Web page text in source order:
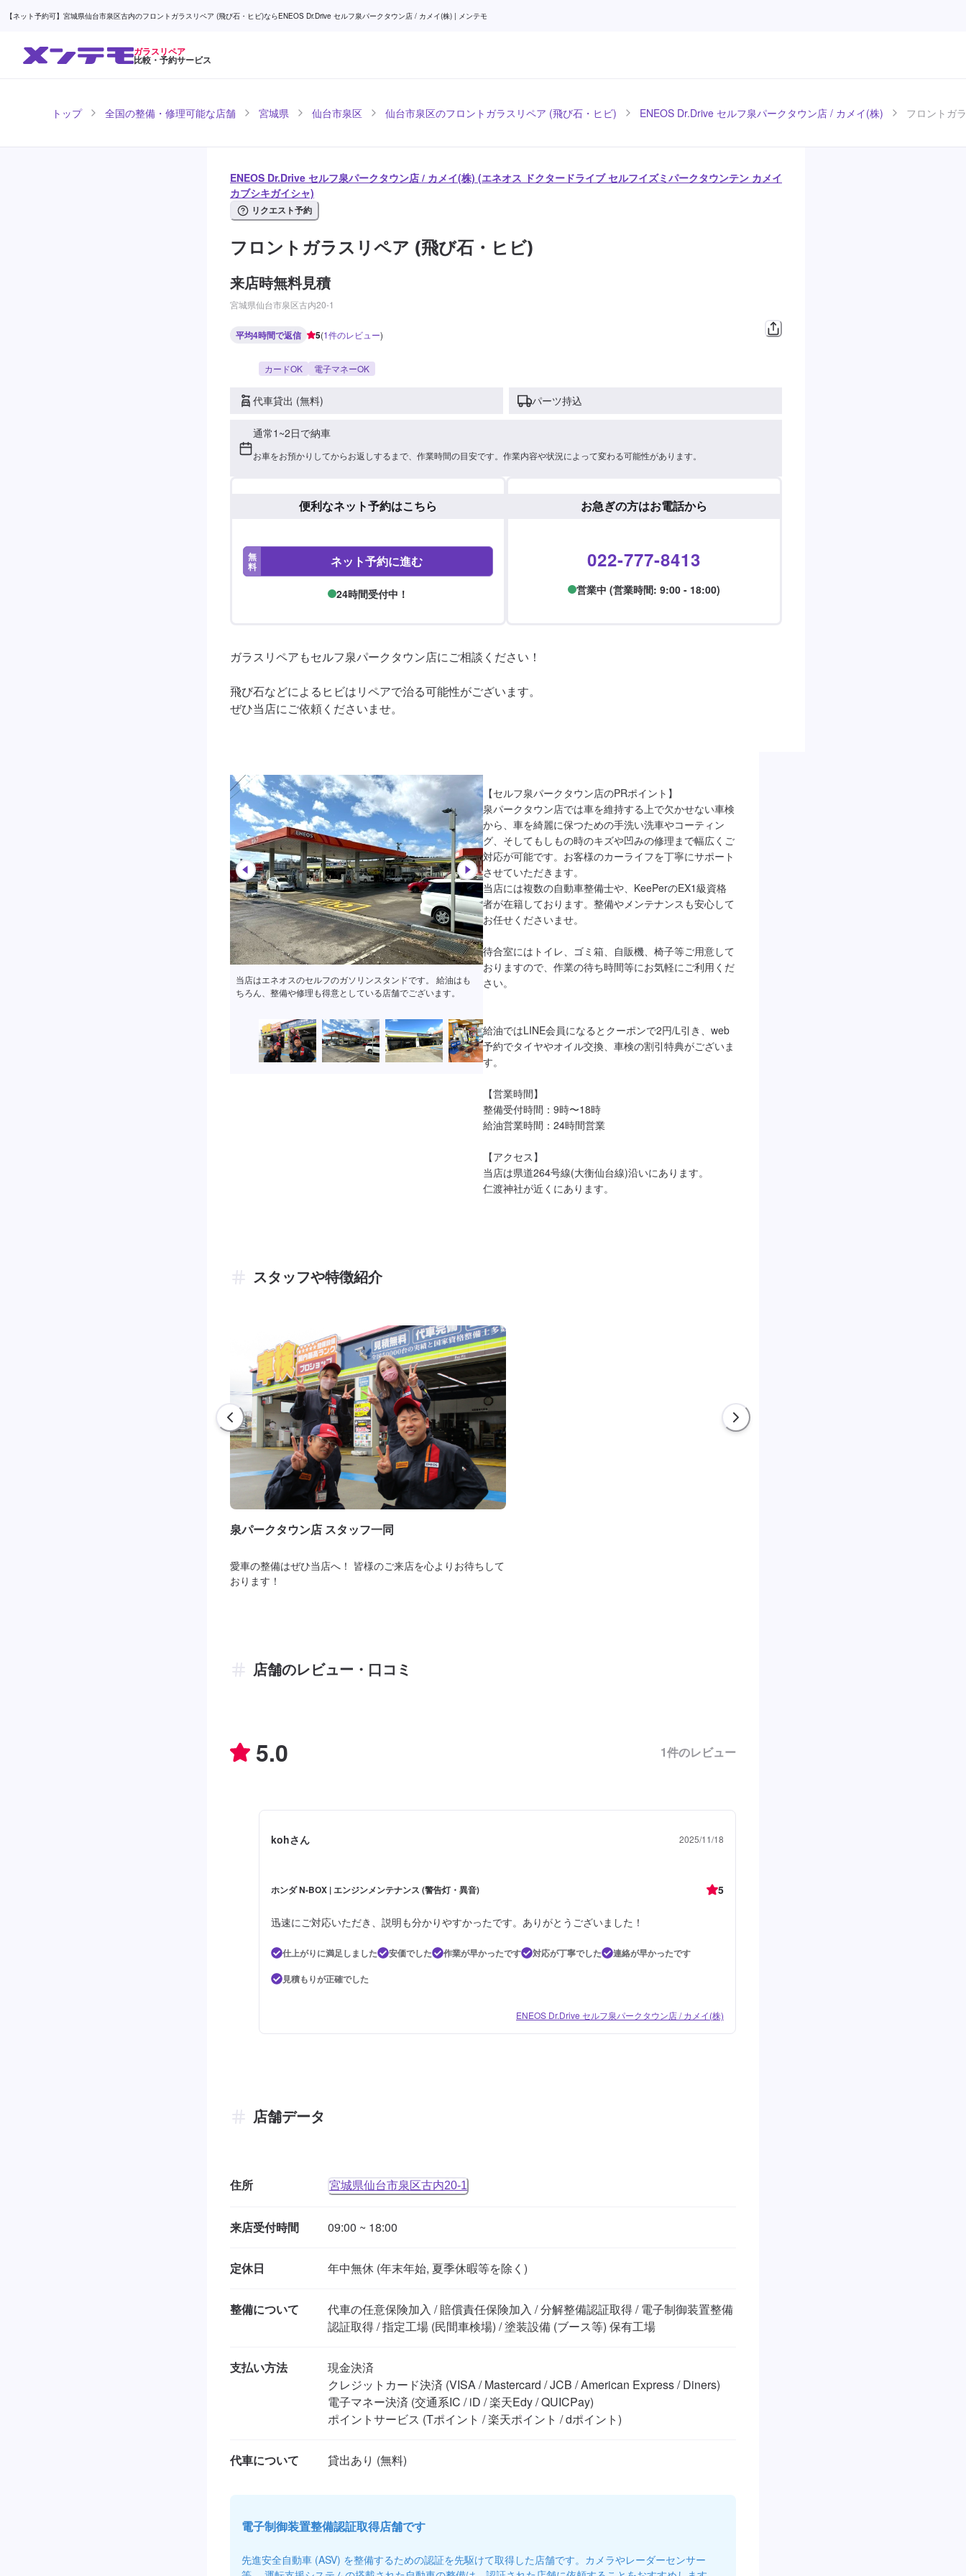
【ネット予約可】宮城県仙台市泉区古内のフロントガラスリペア (飛び石・ヒビ)ならENEOS Dr.Drive セルフ泉パークタウン店 / カメイ(株) | メンテモ
ガラスリペア
比較・予約サービス
トップ 全国の整備・修理可能な店舗 宮城県 仙台市泉区 仙台市泉区のフロントガラスリペア (飛び石・ヒビ) ENEOS Dr.Drive セルフ泉パークタウン店 / カメイ(株) フロントガ
ENEOS Dr.Drive セルフ泉パークタウン店 / カメイ(株) (エネオス ドクタードライブ セルフイズミパークタウンテン カメイ
カブシキガイシャ)
リクエスト予約
フロントガラスリペア (飛び石・ヒビ)
来店時無料見積
宮城県仙台市泉区古内20-1
平均4時間で返信 5(1件のレビュー)
カードOK 電子マネーOK
代車貸出 (無料) パーツ持込
通常1~2日で納車
お車をお預かりしてからお返しするまで、作業時間の目安です。作業内容や状況によって変わる可能性があります。
便利なネット予約はこちら
無
料 ネット予約に進む
24時間受付中！
お急ぎの方はお電話から
022-777-8413
営業中 (営業時間: 9:00 - 18:00)
ガラスリペアもセルフ泉パークタウン店にご相談ください！
飛び石などによるヒビはリペアで治る可能性がございます。
ぜひ当店にご依頼くださいませ。
当店はエネオスのセルフのガソリンスタンドです。 給油はも
ちろん、整備や修理も得意としている店舗でございます。
【セルフ泉パークタウン店のPRポイント】
泉パークタウン店では車を維持する上で欠かせない車検
から、車を綺麗に保つための手洗い洗車やコーティン
グ、そしてもしもの時のキズや凹みの修理まで幅広くご
対応が可能です。お客様のカーライフを丁寧にサポート
させていただきます。
当店には複数の自動車整備士や、KeePerのEX1級資格
者が在籍しております。整備やメンテナンスも安心して
お任せくださいませ。
待合室にはトイレ、ゴミ箱、自販機、椅子等ご用意して
おりますので、作業の待ち時間等にお気軽にご利用くだ
さい。
給油ではLINE会員になるとクーポンで2円/L引き、web
予約でタイヤやオイル交換、車検の割引特典がございま
す。
【営業時間】
整備受付時間：9時〜18時
給油営業時間：24時間営業
【アクセス】
当店は県道264号線(大衡仙台線)沿いにあります。
仁渡神社が近くにあります。
スタッフや特徴紹介
泉パークタウン店 スタッフ一同
愛車の整備はぜひ当店へ！ 皆様のご来店を心よりお待ちして
おります！
店舗のレビュー・口コミ
5.0 1件のレビュー
kohさん 2025/11/18
ホンダ N-BOX | エンジンメンテナンス (警告灯・異音) 5
迅速にご対応いただき、説明も分かりやすかったです。ありがとうございました！
仕上がりに満足しました 安価でした 作業が早かったです 対応が丁寧でした
連絡が早かったです
見積もりが正確でした
ENEOS Dr.Drive セルフ泉パークタウン店 / カメイ(株)
店舗データ
住所 宮城県仙台市泉区古内20-1
来店受付時間 09:00 ~ 18:00
定休日 年中無休 (年末年始, 夏季休暇等を除く)
整備について
代車の任意保険加入 / 賠償責任保険加入 / 分解整備認証取得 / 電子制御装置整備
認証取得 / 指定工場 (民間車検場) / 塗装設備 (ブース等) 保有工場
支払い方法
現金決済
クレジットカード決済 (VISA / Mastercard / JCB / American Express / Diners)
電子マネー決済 (交通系IC / iD / 楽天Edy / QUICPay)
ポイントサービス (Tポイント / 楽天ポイント / dポイント)
代車について
電子制御装置整備認証取得店舗です
先進安全自動車 (ASV) を整備するための認証を先駆けて取得した店舗です。カメラやレーダーセンサー